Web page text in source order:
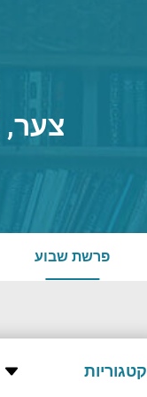
צער,
פרשת שבוע
קטגוריות